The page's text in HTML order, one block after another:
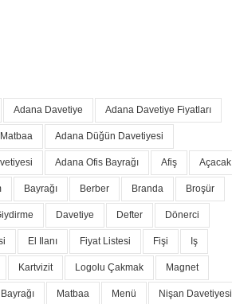
Adana Davetiye Adana Davetiye Fiyatları
Adana Düğün Davetiyesi
Adana Ofis Bayrağı Afiş Açacak
Bayrağı Berber Branda Broşür
Davetiye Defter Dönerci
El Ilanı Fiyat Listesi Fişi Iş
Kartvizit Logolu Çakmak Magnet
Matbaa Menü Nişan Davetiyesi